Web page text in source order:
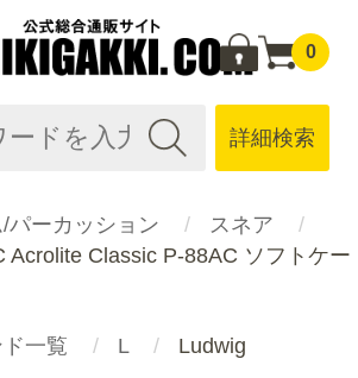
0
詳細検索
/パーカッション
スネア
Acrolite Classic P-88AC ソフトケー
一覧 L Ludwig